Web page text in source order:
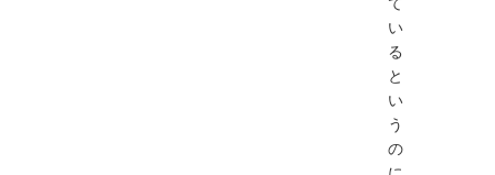
い
る
と
い
う
の